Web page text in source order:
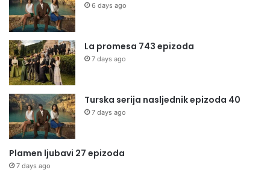
6 days ago
La promesa 743 epizoda
7 days ago
Turska serija nasljednik epizoda 40
7 days ago
Plamen ljubavi 27 epizoda
7 days ago